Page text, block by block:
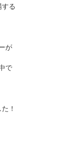
る
が
で
！